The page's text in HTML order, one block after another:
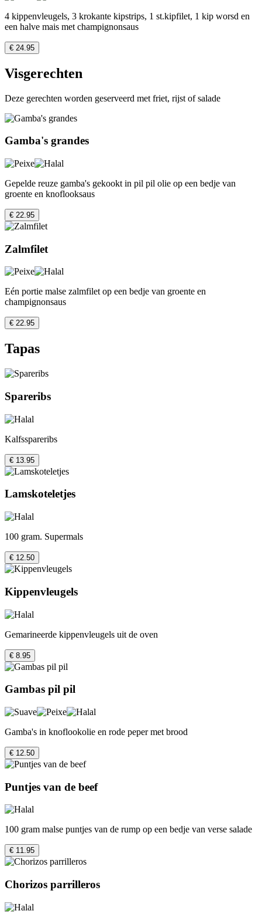
4 kippenvleugels, 3 krokante kipstrips, 1 st.kipfilet, 1 kip worsd en
een halve mais met champignonsaus
€ 24.95
Visgerechten
Deze gerechten worden geserveerd met friet, rijst of salade
Gamba's grandes
Gepelde reuze gamba's gekookt in pil pil olie op een bedje van
groente en knoflooksaus
€ 22.95
Zalmfilet
Eén portie malse zalmfilet op een bedje van groente en
champignonsaus
€ 22.95
Tapas
Spareribs
Kalfsspareribs
€ 13.95
Lamskoteletjes
100 gram. Supermals
€ 12.50
Kippenvleugels
Gemarineerde kippenvleugels uit de oven
€ 8.95
Gambas pil pil
Gamba's in knoflookolie en rode peper met brood
€ 12.50
Puntjes van de beef
100 gram malse puntjes van de rump op een bedje van verse salade
€ 11.95
Chorizos parrilleros